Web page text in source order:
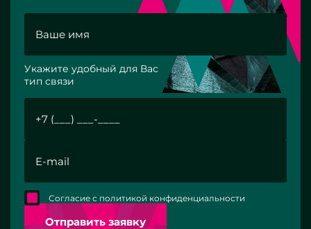
Укажите удобный для Вас
тип связи
Отправить заявку
Согласие с политикой конфиденциальности